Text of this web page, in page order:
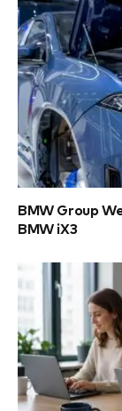
BMW Group
BMW iX3